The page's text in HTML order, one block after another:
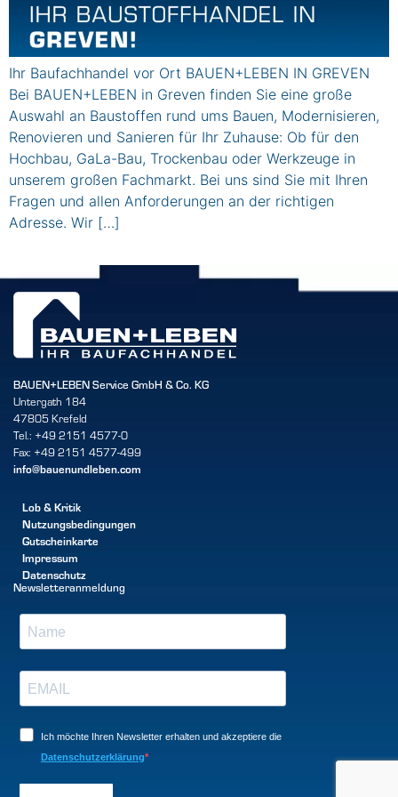
Ihr Baufachhandel vor Ort BAUEN+LEBEN IN GREVEN
Bei BAUEN+LEBEN in Greven finden Sie eine große
Auswahl an Baustoffen rund ums Bauen, Modernisieren,
Renovieren und Sanieren für Ihr Zuhause: Ob für den
Hochbau, GaLa-Bau, Trockenbau oder Werkzeuge in
unserem großen Fachmarkt. Bei uns sind Sie mit Ihren
Fragen und allen Anforderungen an der richtigen
Adresse. Wir […]
BAUEN+LEBEN Service GmbH & Co. KG
Untergath 184
47805 Krefeld
Tel.: +49 2151 4577-0
Fax: +49 2151 4577-499
info@bauenundleben.com
Lob & Kritik
Nutzungsbedingungen
Gutscheinkarte
Impressum
Datenschutz
Newsletteranmeldung
Ich möchte Ihren Newsletter erhalten und akzeptiere die
Datenschutzerklärung